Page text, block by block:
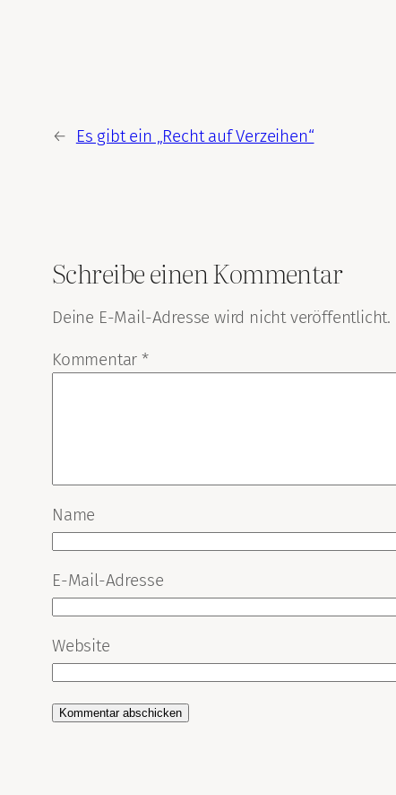
← Es gibt ein „Recht auf Verzeihen“
Schreibe einen Kommentar
Deine E-Mail-Adresse wird nicht veröffentlicht.
Kommentar*
Name
E-Mail-Adresse
Website